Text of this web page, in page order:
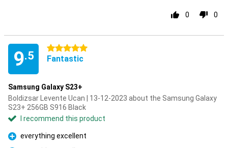
0 0
9.5
5 stars
Fantastic
Samsung Galaxy S23+
Boldizsar Levente Ucan | 13-12-2023 about the Samsung Galaxy
S23+ 256GB S916 Black
I recommend this product
Pro
everything excellent